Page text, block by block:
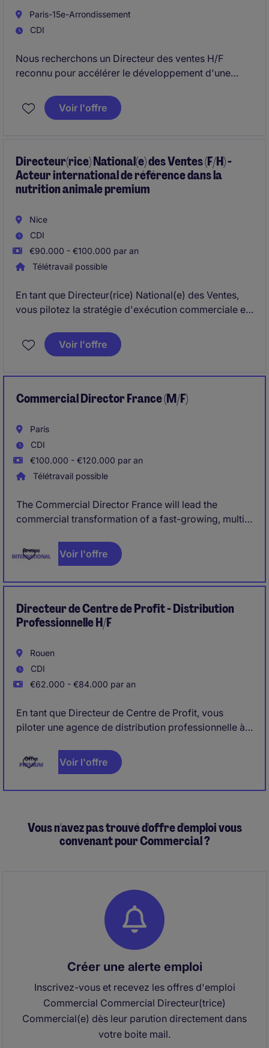
Paris-15e-Arrondissement
CDI
Nous recherchons un Directeur des ventes H/F
reconnu pour accélérer le développement d'une
français.
durable grâce à votre parfaite connaissance de la
distribution en pharmacie.
Voir l'offre
Directeur(rice) National(e) des Ventes (F/H) -
Acteur international de référence dans la
nutrition animale premium
Nice
CDI
€90.000 - €100.000 par an
Télétravail possible
En tant que Directeur(rice) National(e) des Ventes,
vous pilotez la stratégie d'exécution commerciale et
nationale. Véritable relais entre la stratégie
commerciale et sa mise en œuvre opérationnelle,
des professionnels du secteur.
Voir l'offre
Commercial Director France (M/F)
Paris
CDI
€100.000 - €120.000 par an
Télétravail possible
The Commercial Director France will lead the
commercial transformation of a fast-growing, multi-
and sustainable growth across the French market.
Operating within the Safety & Compliance Services
processes and sales practices to support the
company's next phase of expansion.
Voir l'offre
Directeur de Centre de Profit - Distribution
Professionnelle H/F
Rouen
CDI
€62.000 - €84.000 par an
En tant que Directeur de Centre de Profit, vous
piloter une agence de distribution professionnelle à
encadrez une équipe de 25 personnes dont 8
commerciaux itinérants.
Voir l'offre
Vous n'avez pas trouvé d'offre d'emploi vous
convenant pour Commercial ?
Créer une alerte emploi
Inscrivez-vous et recevez les offres d'emploi
Commercial Commercial Directeur(trice)
Commercial(e) dès leur parution directement dans
votre boite mail.